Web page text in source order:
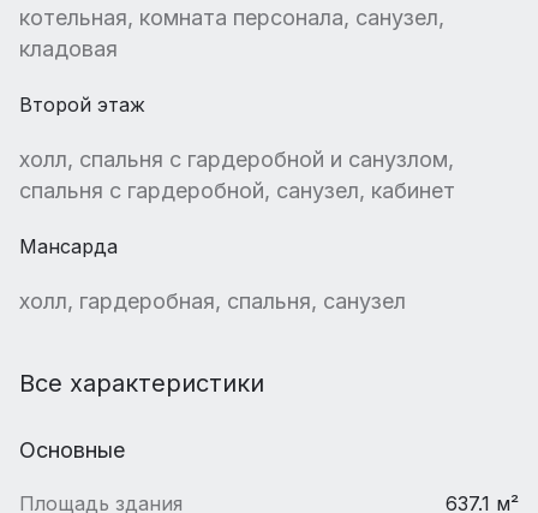
котельная, комната персонала, санузел,
кладовая
Второй этаж
холл, спальня с гардеробной и санузлом,
спальня с гардеробной, санузел, кабинет
Мансарда
холл, гардеробная, спальня, санузел
Все характеристики
Основные
Площадь здания 637.1 м²